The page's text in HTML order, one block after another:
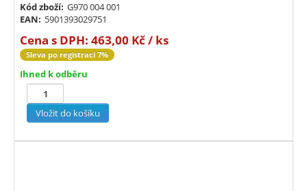
Kód zboží: G970 004 001
EAN: 5901393029751
Cena s DPH: 463,00 Kč / ks
Sleva po registraci 7%
Ihned k odběru